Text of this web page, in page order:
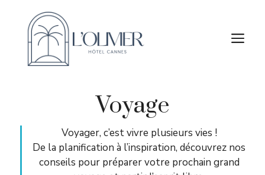
contenu
Voyage
Voyager, c’est vivre plusieurs vies !
De la planification à l’inspiration, découvrez nos
conseils pour préparer votre prochain grand